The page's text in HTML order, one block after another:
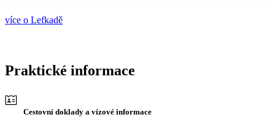
více o Lefkadě
Praktické informace
Cestovní doklady a vízové informace